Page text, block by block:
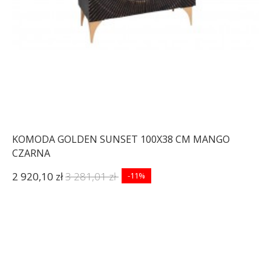
KOMODA GOLDEN SUNSET 100X38 CM MANGO
CZARNA
2 920,10 zł3 281,01 zł -11%